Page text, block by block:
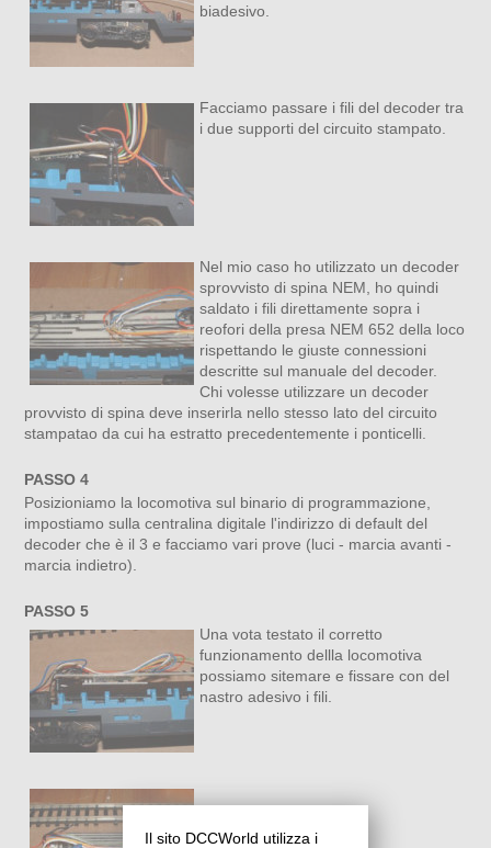
biadesivo.
Facciamo passare i fili del decoder tra
i due supporti del circuito stampato.
Nel mio caso ho utilizzato un decoder
sprovvisto di spina NEM, ho quindi
saldato i fili direttamente sopra i
reofori della presa NEM 652 della loco
rispettando le giuste connessioni
descritte sul manuale del decoder.
Chi volesse utilizzare un decoder
provvisto di spina deve inserirla nello stesso lato del circuito
stampatao da cui ha estratto precedentemente i ponticelli.
PASSO 4
Posizioniamo la locomotiva sul binario di programmazione,
impostiamo sulla centralina digitale l'indirizzo di default del
decoder che è il 3 e facciamo vari prove (luci - marcia avanti -
marcia indietro).
PASSO 5
Una vota testato il corretto
funzionamento dellla locomotiva
possiamo sitemare e fissare con del
nastro adesivo i fili.
Il sito DCCWorld utilizza i